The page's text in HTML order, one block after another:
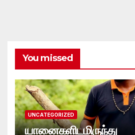
You missed
UNCATEGORIZED
யானைகளிடமிருந்து